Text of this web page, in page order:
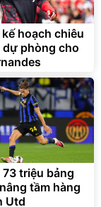
gọn bỏ cốp
đ hoạch chiêu
phòng cho
triệu bảng
tầm hàng
Utd